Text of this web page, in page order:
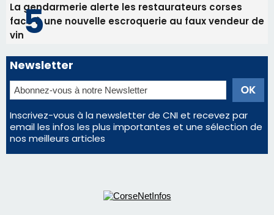
La gendarmerie alerte les restaurateurs corses
face à une nouvelle escroquerie au faux vendeur de
vin
Newsletter
Inscrivez-vous à la newsletter de CNI et recevez par
email les infos les plus importantes et une sélection de
nos meilleurs articles